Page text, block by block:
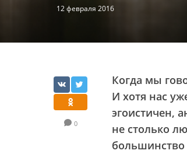
12 февраля 2016
0
Когда мы
И хотя нас
эгоистичен,
не столько
большинство